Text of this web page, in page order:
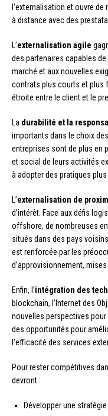
l’externalisation et ouvre
à distance avec des
L’externalisation agile
des partenaires capables
marché et aux nouvelles
contrats plus courts et plus
étroite entre le client et le
La durabilité et la
importants dans le choix
entreprises sont de plus en
et social de leurs activités
à adopter des pratiques
L’externalisation de
d’intérêt. Face aux défis
offshore, de nombreuses
situés dans des pays
est renforcée par les
d’approvisionnement,
Enfin, l’intégration des
blockchain, l’Internet des
nouvelles perspectives
des opportunités pour
l’efficacité des services
Pour rester compétitives
devront :
Développer une